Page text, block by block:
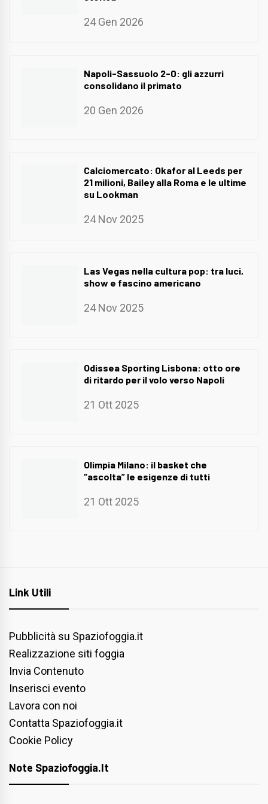
24 Gen 2026
Napoli-Sassuolo 2-0: gli azzurri
consolidano il primato
20 Gen 2026
Calciomercato: Okafor al Leeds per
21 milioni, Bailey alla Roma e le ultime
su Lookman
24 Nov 2025
Las Vegas nella cultura pop: tra luci,
show e fascino americano
24 Nov 2025
Odissea Sporting Lisbona: otto ore
di ritardo per il volo verso Napoli
21 Ott 2025
Olimpia Milano: il basket che
“ascolta” le esigenze di tutti
21 Ott 2025
Link Utili
Pubblicità su Spaziofoggia.it
Realizzazione siti foggia
Invia Contenuto
Inserisci evento
Lavora con noi
Contatta Spaziofoggia.it
Cookie Policy
Note Spaziofoggia.it